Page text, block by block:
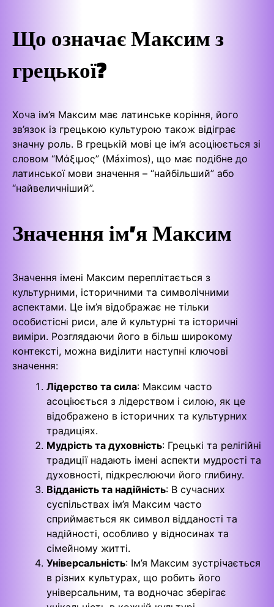
Що означає Максим з
грецької?
Хоча ім’я Максим має латинське коріння, його
зв’язок із грецькою культурою також відіграє
значну роль. В грецькій мові це ім’я асоціюється зі
словом “Μάξιμος” (Máximos), що має подібне до
латинської мови значення – “найбільший” або
“найвеличніший”.
Значення ім’я Максим
Значення імені Максим переплітається з
культурними, історичними та символічними
аспектами. Це ім’я відображає не тільки
особистісні риси, але й культурні та історичні
виміри. Розглядаючи його в більш широкому
контексті, можна виділити наступні ключові
значення:
Лідерство та сила: Максим часто
асоціюється з лідерством і силою, як це
відображено в історичних та культурних
традиціях.
Мудрість та духовність: Грецькі та релігійні
традиції надають імені аспекти мудрості та
духовності, підкреслюючи його глибину.
Відданість та надійність: В сучасних
суспільствах ім’я Максим часто
сприймається як символ відданості та
надійності, особливо у відносинах та
сімейному житті.
Універсальність: Ім’я Максим зустрічається
в різних культурах, що робить його
універсальним, та водночас зберігає